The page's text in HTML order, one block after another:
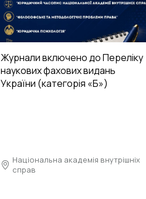
Журнали включено до Переліку
наукових фахових видань
України (категорія «Б»)
Національна академія внутрішніх
справ